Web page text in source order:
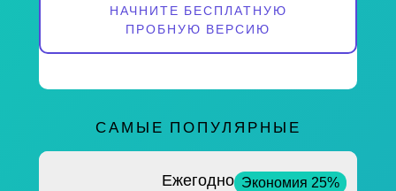
НАЧНИТЕ БЕСПЛАТНУЮ
ПРОБНУЮ ВЕРСИЮ
САМЫЕ ПОПУЛЯРНЫЕ
Ежегодно Экономия 25%